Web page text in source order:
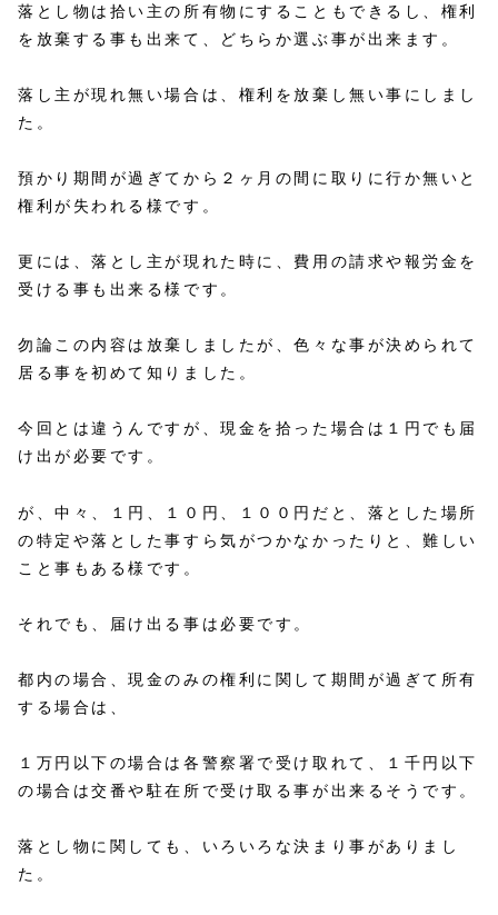
落とし物は拾い主の所有物にすることもできるし、権利
を放棄する事も出来て、どちらか選ぶ事が出来ます。
落し主が現れ無い場合は、権利を放棄し無い事にしまし
た。
預かり期間が過ぎてから２ヶ月の間に取りに行か無いと
権利が失われる様です。
更には、落とし主が現れた時に、費用の請求や報労金を
受ける事も出来る様です。
勿論この内容は放棄しましたが、色々な事が決められて
居る事を初めて知りました。
今回とは違うんですが、現金を拾った場合は１円でも届
け出が必要です。
が、中々、１円、１０円、１００円だと、落とした場所
の特定や落とした事すら気がつかなかったりと、難しい
こと事もある様です。
それでも、届け出る事は必要です。
都内の場合、現金のみの権利に関して期間が過ぎて所有
する場合は、
１万円以下の場合は各警察署で受け取れて、１千円以下
の場合は交番や駐在所で受け取る事が出来るそうです。
落とし物に関しても、いろいろな決まり事がありまし
た。